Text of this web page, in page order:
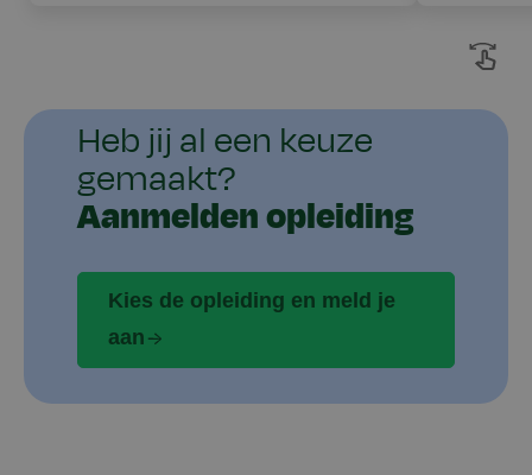
Heb jij al een keuze
gemaakt?
Aanmelden opleiding
Kies de opleiding en meld je
aan